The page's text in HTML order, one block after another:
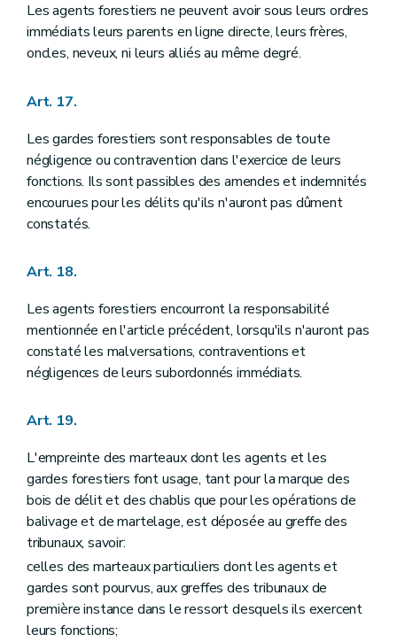
Les agents forestiers ne peuvent avoir sous leurs ordres
immédiats leurs parents en ligne directe, leurs frères,
oncles, neveux, ni leurs alliés au même degré.
Art. 17.
Les gardes forestiers sont responsables de toute
négligence ou contravention dans l'exercice de leurs
fonctions. Ils sont passibles des amendes et indemnités
encourues pour les délits qu'ils n'auront pas dûment
constatés.
Art. 18.
Les agents forestiers encourront la responsabilité
mentionnée en l'article précédent, lorsqu'ils n'auront pas
constaté les malversations, contraventions et
négligences de leurs subordonnés immédiats.
Art. 19.
L'empreinte des marteaux dont les agents et les
gardes forestiers font usage, tant pour la marque des
bois de délit et des chablis que pour les opérations de
balivage et de martelage, est déposée au greffe des
tribunaux, savoir:
celles des marteaux particuliers dont les agents et
gardes sont pourvus, aux greffes des tribunaux de
première instance dans le ressort desquels ils exercent
leurs fonctions;